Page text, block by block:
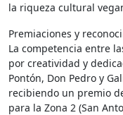
la riqueza cultural
Premiaciones y
La competencia entre
por creatividad y
Pontón, Don Pedro y
recibiendo un premio
para la Zona 2 (San